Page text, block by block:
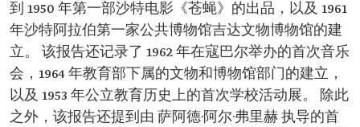
到 1950 年第一部沙特电影《苍蝇》的出品，以及 1961
年沙特阿拉伯第一家公共博物馆吉达文物博物馆的建
立。 该报告还记录了 1962 年在寇巴尔举办的首次音乐
会，1964 年教育部下属的文物和博物馆部门的建立，
以及 1953 年公立教育历史上的首次学校活动展。 除此
之外，该报告还提到由 萨阿德·阿尔·弗里赫 执导的首